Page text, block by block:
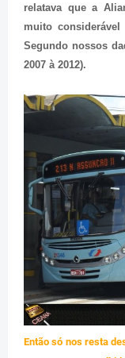
relatava que a
muito
Segundo nossos
2007 à 2012).
Então só nos resta